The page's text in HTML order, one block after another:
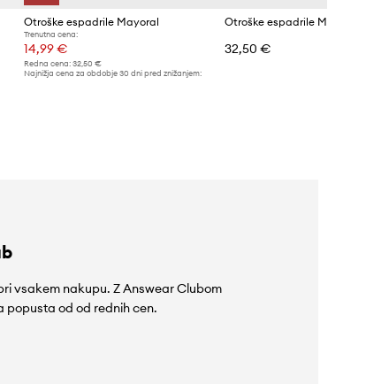
Otroške espadrile Mayoral
Trenutna cena:
14,99 €
Redna cena:32,50 €
Najnižja cena za obdobje 30 dni pred znižanjem:
Otroške espadrile Mayoral
32,50 €
vsakem nakupu. Z Answear Clubom
od od rednih cen.